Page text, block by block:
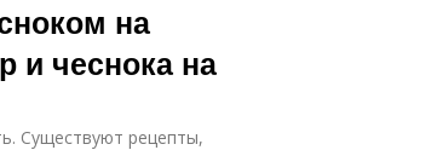
на
и чеснока на
Существуют рецепты,